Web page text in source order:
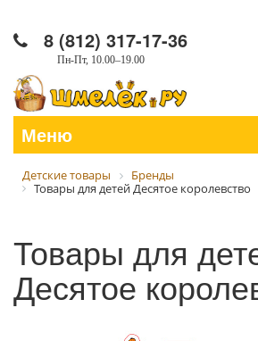
8 (812) 317-17-36
Пн-Пт, 10.00–19.00
Меню
Детские товары
Бренды
Товары для детей Десятое королевство
Товары для
Десятое